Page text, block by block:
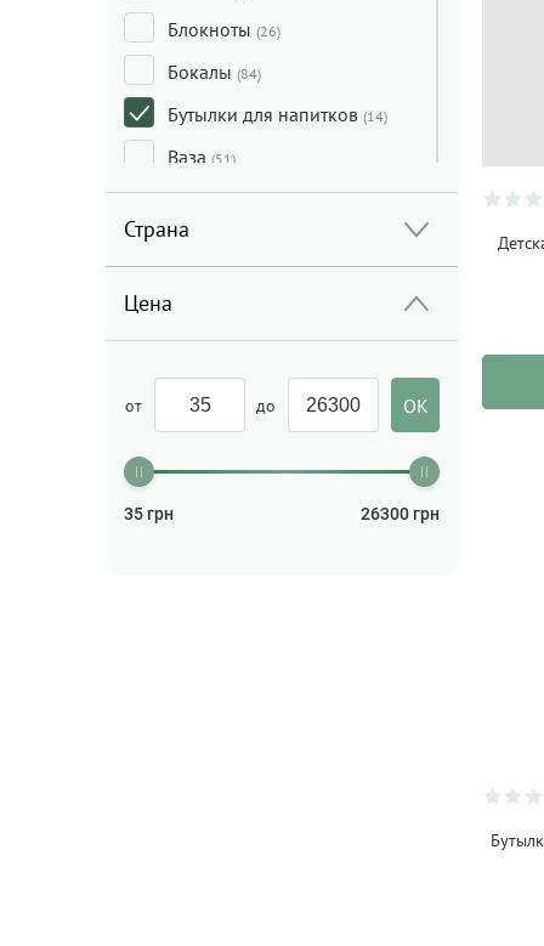
Блокноты (26)
Бокалы (84)
Бутылки для напитков (14)
Ваза (51)
Воспитание
Гамаки и тенты
декантеры
Грили и принадлежности
Декор
Детская литература(22)
Детская посуда(18)
Доски для нарезки
Страна
Цена
от до
35 грн 26300 грн